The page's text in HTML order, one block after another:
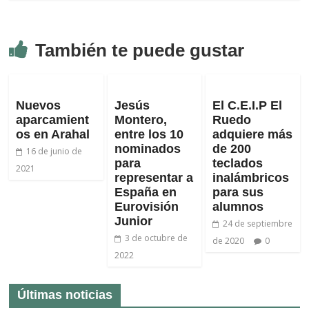
También te puede gustar
Nuevos
aparcamient
os en Arahal
16 de junio de
2021
Jesús
Montero,
entre los 10
nominados
para
representar a
España en
Eurovisión
Junior
3 de octubre de
2022
El C.E.I.P El
Ruedo
adquiere más
de 200
teclados
inalámbricos
para sus
alumnos
24 de septiembre
de 2020
0
Últimas noticias